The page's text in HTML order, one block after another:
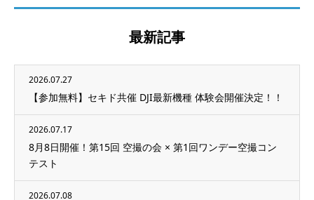
最新記事
2026.07.27
【参加無料】セキド共催 DJI最新機種 体験会開催決定！！
2026.07.17
8月8日開催！第15回 空撮の会 × 第1回ワンデー空撮コン
テスト
2026.07.08